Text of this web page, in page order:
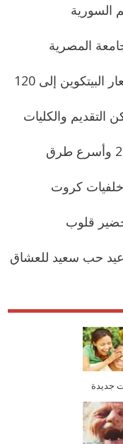
السورية
المصرية
ستاندرد تشارترد: توقعات بارتفاع اسعار البيتكوين إلى 120
مواعيد وأماكن التقديم والكليات
موعد ظهور نتيجة الثانوية العامة 2023 وأسرع طرق
وخلفيات كروت
قلوب
جديدة